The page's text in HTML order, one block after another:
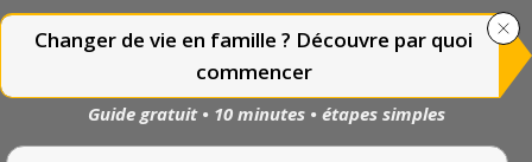
Changer de vie en famille ? Découvre par quoi
commencer
Guide gratuit • 10 minutes • étapes simples